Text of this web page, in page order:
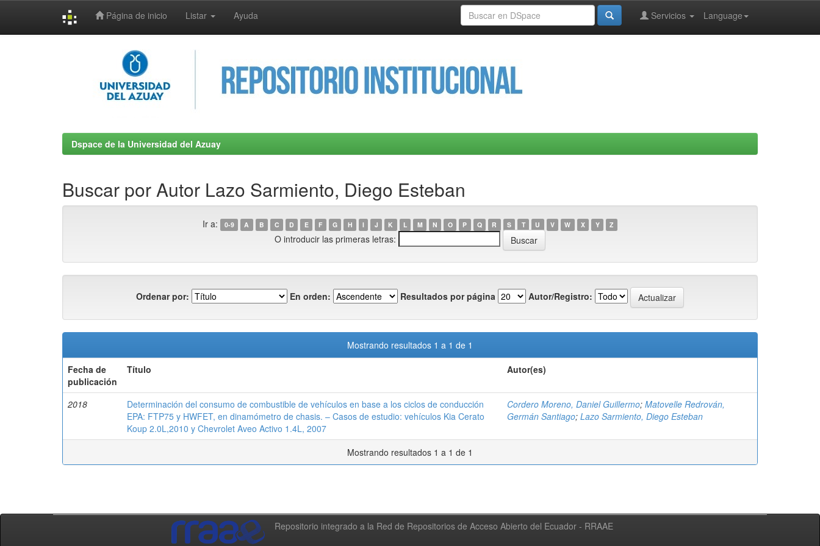
Página de inicio Listar Ayuda Language
Servicios
Dspace de la Universidad del Azuay
Buscar por Autor Lazo Sarmiento, Diego Esteban
Ir a: 0-9 A B C D E F G H I J K L M N O P Q R S T U V W X Y Z
O introducir las primeras letras:
Ordenar por: En orden: Resultados por página Autor/Registro:
Mostrando resultados 1 a 1 de 1
Fecha de
publicación
Título Autor(es)
2018
Determinación del consumo de combustible de vehículos en base a los ciclos de conducción
EPA: FTP75 y HWFET, en dinamómetro de chasis. – Casos de estudio: vehículos Kia Cerato
Koup 2.0L,2010 y Chevrolet Aveo Activo 1.4L, 2007
Cordero Moreno, Daniel Guillermo; Matovelle Redrován,
Germán Santiago; Lazo Sarmiento, Diego Esteban
Mostrando resultados 1 a 1 de 1
Repositorio integrado a la Red de Repositorios de Acceso Abierto del Ecuador - RRAAE